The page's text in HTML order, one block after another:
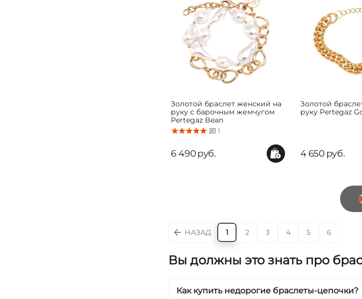
Вы должны это знать про
Как купить недорогие браслеты-цепочки?
Золотой браслет женский на
руку с барочным жемчугом
Pertegaz Bean
1
6 490руб.
Золотой
руку Pertegaz
4 650 руб.
НАЗАД 1 2 3 4 5 6